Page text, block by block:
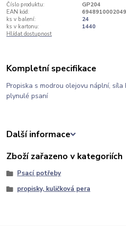
Číslo produktu:
GP204
EAN kód:
6948910002049
ks v balení:
24
ks v kartonu:
1440
Hlídat dostupnost
Kompletní specifikace
Propiska s modrou olejovu náplní, síla
plynulé psaní
Další informace
Zboží zařazeno v kategoriích
Psací potřeby
propisky, kuličková pera